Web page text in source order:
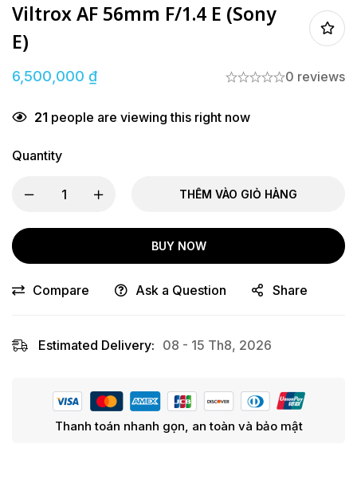
Viltrox AF 56mm F/1.4 E (Sony
E)
6,500,000 ₫ 0 reviews
21 people are viewing this right now
Quantity
THÊM VÀO GIỎ HÀNG
BUY NOW
Compare Ask a Question Share
Estimated Delivery: 08 - 15 Th8, 2026
Thanh toán nhanh gọn, an toàn và bảo mật